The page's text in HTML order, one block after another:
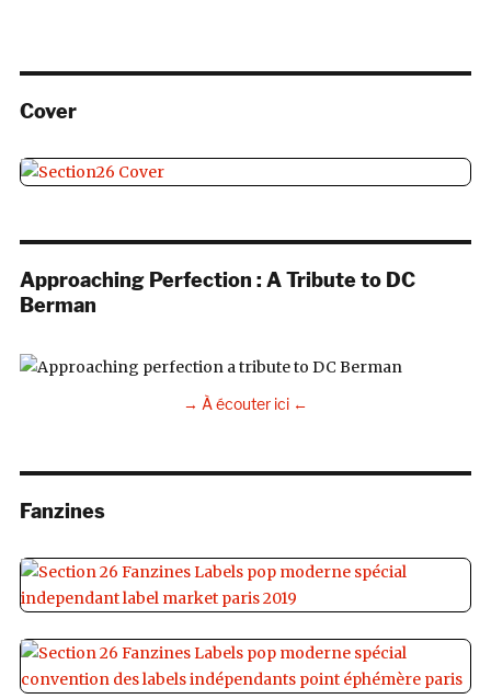
Cover
Approaching Perfection : A Tribute to DC
Berman
→ À écouter ici ←
Fanzines